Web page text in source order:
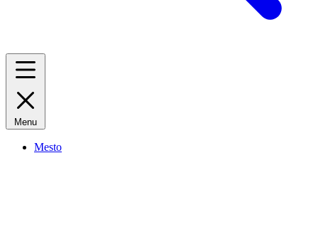
Menu
Mesto